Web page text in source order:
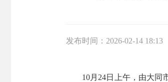
发布时间： 2026-02-14 18:13
10月24日上午，由大同